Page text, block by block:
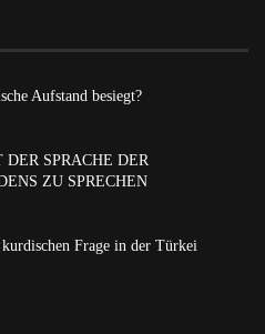
Aufstand besiegt?
SPRACHE DER
ZU SPRECHEN
Frage in der Türkei